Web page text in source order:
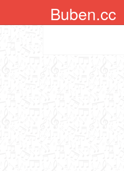
Buben.cc